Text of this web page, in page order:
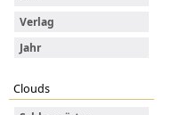
Verlag
Jahr
Clouds